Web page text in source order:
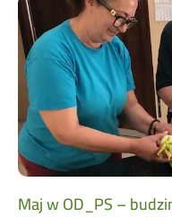
Maj w OD_PS –